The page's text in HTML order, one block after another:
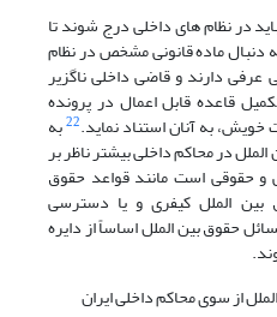
در نظام های داخلی درج شوند تا
دنبال ماده قانونی مشخص در نظام
عرفی دارند و قاضی داخلی ناگزیر
قاعده قابل اعمال در پرونده
به آنان استناد نماید.22به
در محاکم داخلی بیشتر ناظر بر
حقوقی است مانند قواعد حقوق
الملل کیفری و یا دسترسی
حقوق بین الملل اساساً از دایره
از سوی محاکم داخلی ایران